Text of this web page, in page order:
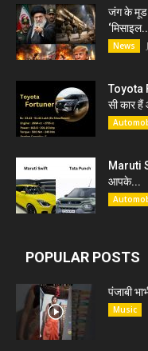
जंग के मूड
News
Toyota
सी कार
Maruti
आपके...
POPULAR POSTS
पंजाबी
Music